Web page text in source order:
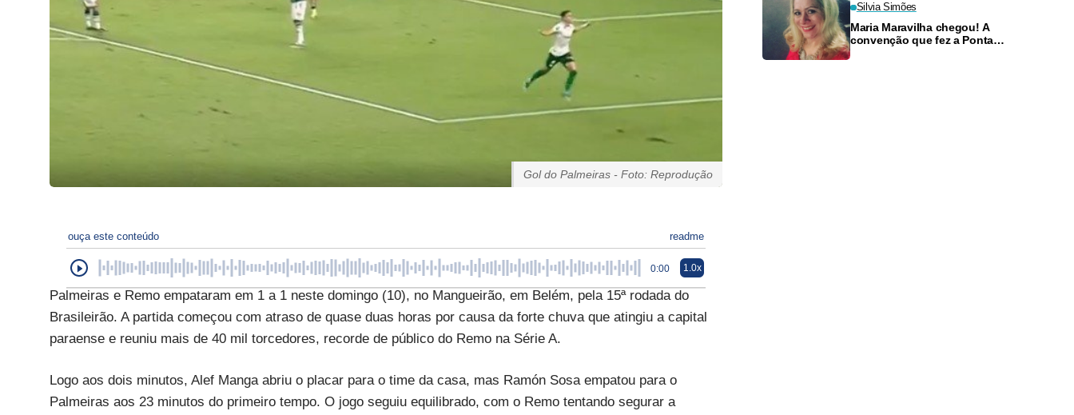
Gol do Palmeiras - Foto: Reprodução
ouça este conteúdo readme
0:00 1.0x
Palmeiras e Remo empataram em 1 a 1 neste domingo (10), no Mangueirão, em Belém, pela 15ª rodada do
Brasileirão. A partida começou com atraso de quase duas horas por causa da forte chuva que atingiu a capital
paraense e reuniu mais de 40 mil torcedores, recorde de público do Remo na Série A.
Logo aos dois minutos, Alef Manga abriu o placar para o time da casa, mas Ramón Sosa empatou para o
Palmeiras aos 23 minutos do primeiro tempo. O jogo seguiu equilibrado, com o Remo tentando segurar a
Silvia Simões
Maria Maravilha chegou! A
convenção que fez a Ponta